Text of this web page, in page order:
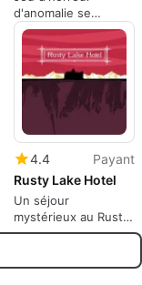
d'anomalie se
déroulant à
l'intérieur d'un rêve
4.4
Payant
Rusty Lake Hotel
Un séjour
mystérieux au Rusty
Lake Hotel